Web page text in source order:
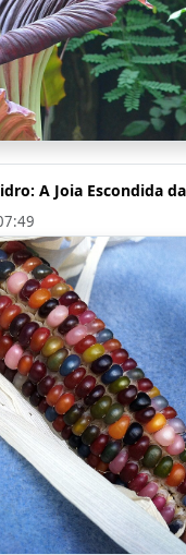
A Joia Escondida